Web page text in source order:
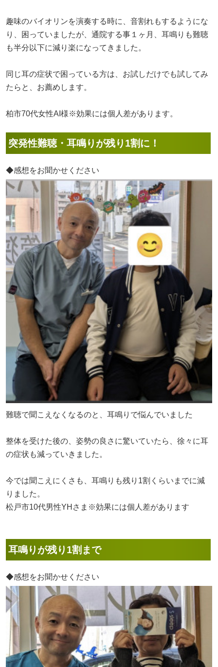
趣味のバイオリンを演奏する時に、音割れもするようにな
り、困っていましたが、通院する事１ヶ月、耳鳴りも難聴
も半分以下に減り楽になってきました。
同じ耳の症状で困っている方は、お試しだけでも試してみ
たらと、お薦めします。
柏市70代女性AI様※効果には個人差があります。
突発性難聴・耳鳴りが残り1割に！
◆感想をお聞かせください
難聴で聞こえなくなるのと、耳鳴りで悩んでいました
整体を受けた後の、姿勢の良さに驚いていたら、徐々に耳
の症状も減っていきました。
今では聞こえにくさも、耳鳴りも残り1割くらいまでに減
りました。
松戸市10代男性YHさま※効果には個人差があります
耳鳴りが残り1割まで
◆感想をお聞かせください